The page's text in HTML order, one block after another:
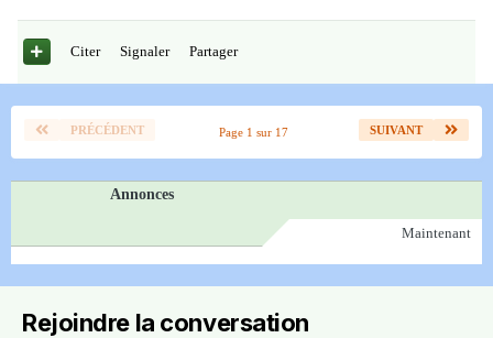
Citer Signaler Partager
PRÉCÉDENT SUIVANT
Page 1 sur 17
Annonces
Maintenant
Rejoindre la conversation